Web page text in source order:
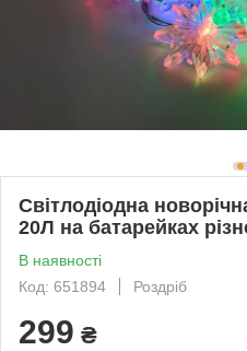
Світлодіодна
20Л на батарейках
В наявності
Код: 651894
Роздріб
299 ₴